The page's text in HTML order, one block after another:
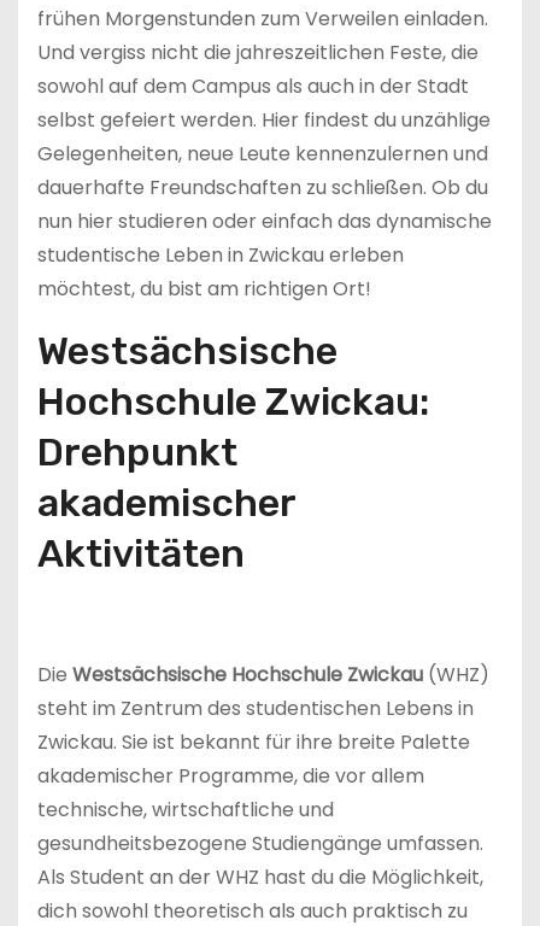
frühen Morgenstunden zum Verweilen einladen.
Und vergiss nicht die jahreszeitlichen Feste, die
sowohl auf dem Campus als auch in der Stadt
selbst gefeiert werden. Hier findest du unzählige
Gelegenheiten, neue Leute kennenzulernen und
dauerhafte Freundschaften zu schließen. Ob du
nun hier studieren oder einfach das dynamische
studentische Leben in Zwickau erleben
möchtest, du bist am richtigen Ort!
Westsächsische
Hochschule Zwickau:
Drehpunkt
akademischer
Aktivitäten
Die Westsächsische Hochschule Zwickau (WHZ)
steht im Zentrum des studentischen Lebens in
Zwickau. Sie ist bekannt für ihre breite Palette
akademischer Programme, die vor allem
technische, wirtschaftliche und
gesundheitsbezogene Studiengänge umfassen.
Als Student an der WHZ hast du die Möglichkeit,
dich sowohl theoretisch als auch praktisch zu